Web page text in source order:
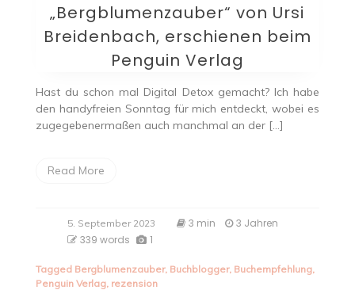
„Bergblumenzauber“ von Ursi
Breidenbach, erschienen beim
Penguin Verlag
Hast du schon mal Digital Detox gemacht? Ich habe
den handyfreien Sonntag für mich entdeckt, wobei es
zugegebenermaßen auch manchmal an der […]
Read More
5. September 2023 3 min
3 Jahren
339 words
1
Tagged Bergblumenzauber, Buchblogger, Buchempfehlung,
Penguin Verlag, rezension